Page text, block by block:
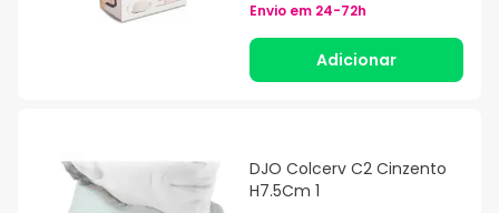
Envio em 24-72h
Adicionar
DJO Colcerv C2 Cinzento
H7.5Cm 1